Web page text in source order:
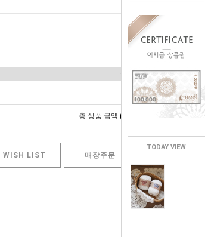
TODAY VIEW
총 상품 금액 0
WISH LIST 매장주문